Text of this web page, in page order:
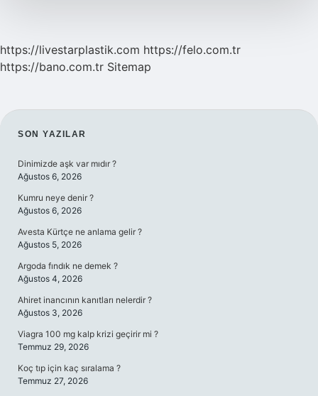
https://livestarplastik.com https://felo.com.tr
https://bano.com.tr Sitemap
SIDEBAR
SON YAZILAR
Dinimizde aşk var mıdır ?
Ağustos 6, 2026
Kumru neye denir ?
Ağustos 6, 2026
Avesta Kürtçe ne anlama gelir ?
Ağustos 5, 2026
Argoda fındık ne demek ?
Ağustos 4, 2026
Ahiret inancının kanıtları nelerdir ?
Ağustos 3, 2026
Viagra 100 mg kalp krizi geçirir mi ?
Temmuz 29, 2026
Koç tıp için kaç sıralama ?
Temmuz 27, 2026